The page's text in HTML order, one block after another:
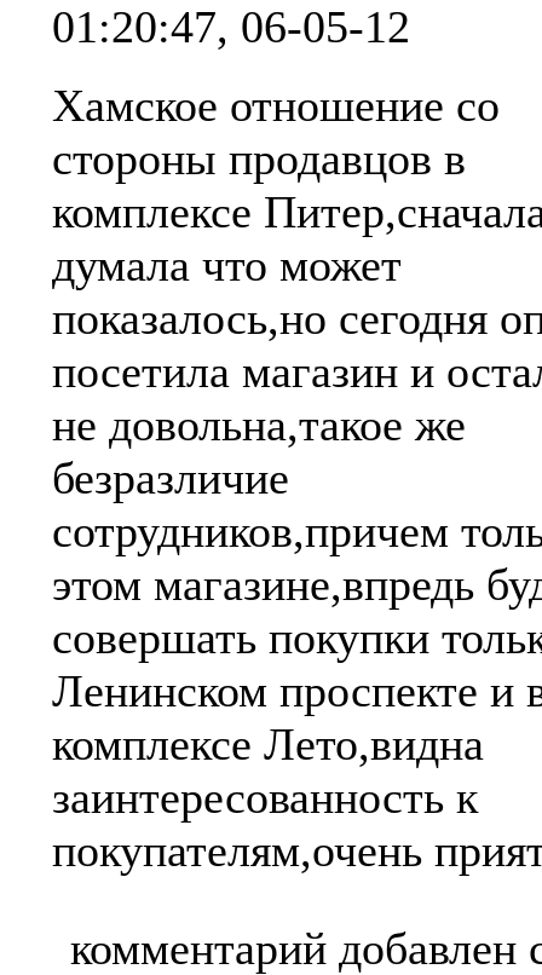
01:20:47, 06-05-12
Хамское отношение со
стороны продавцов в
комплексе
думала что может
показалось,но сегодня
посетила магазин и
не довольна,такое же
безразличие
сотрудников,причем
этом магазине,впредь
совершать покупки
Ленинском проспекте и
комплексе Лето,видна
заинтересованность к
покупателям,очень
комментарий добавлен